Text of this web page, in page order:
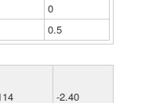
0
0.5
-2.40